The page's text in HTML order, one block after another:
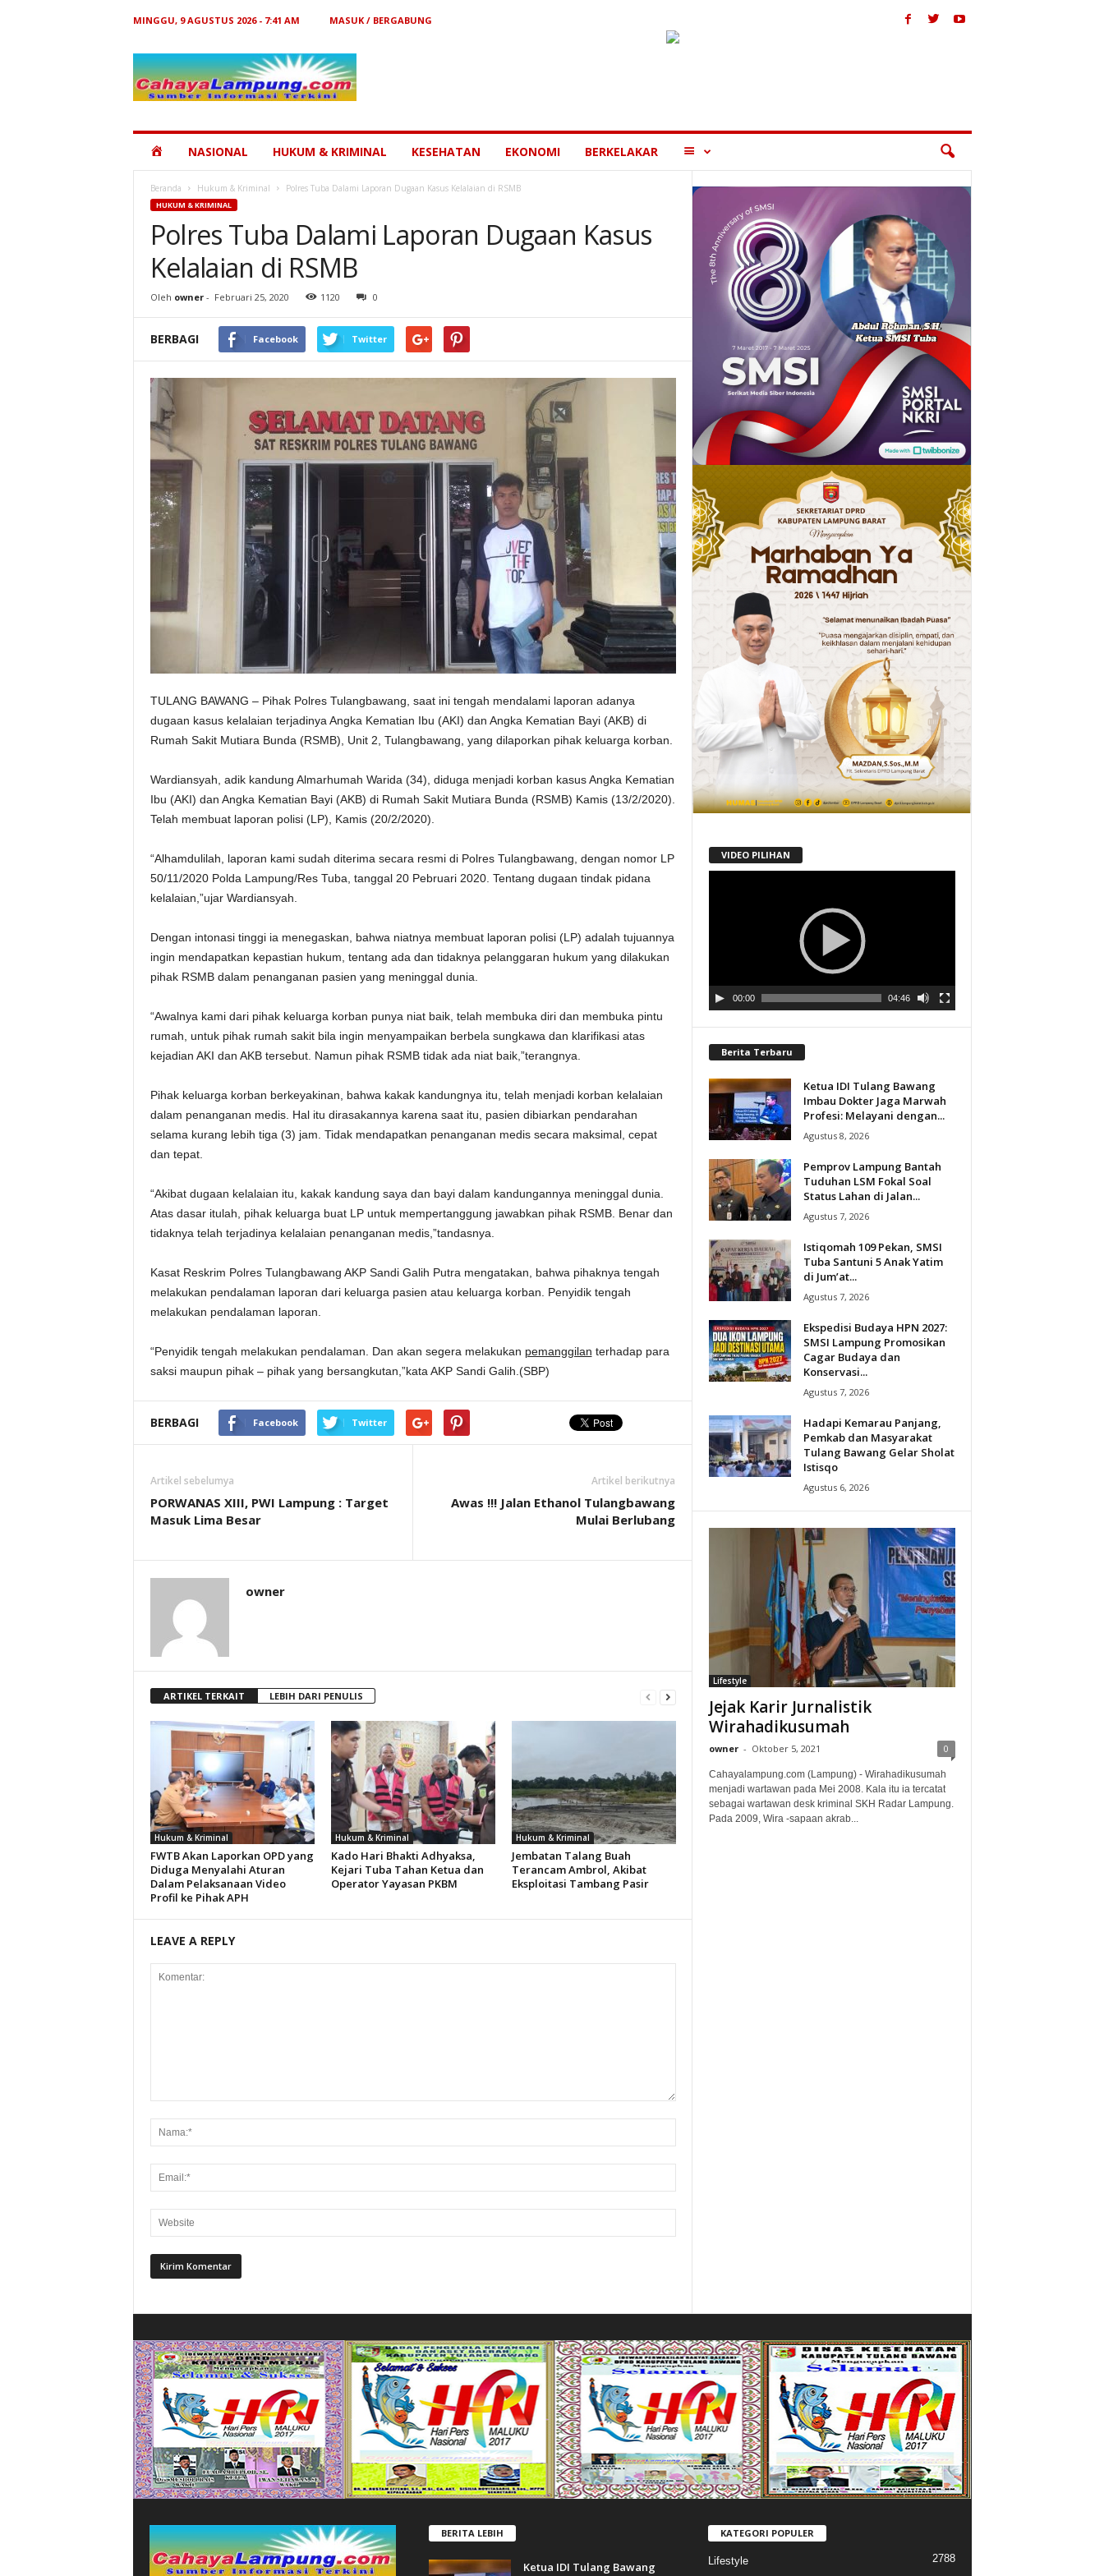
MINGGU, 9 AGUSTUS 2026 - 7:41 AM
MASUK / BERGABUNG
Lampung
HOMENASIONAL HUKUM & KRIMINAL KESEHATAN EKONOMI BERKELAKAR MORE
Beranda Hukum & Kriminal Polres Tuba Dalami Laporan Dugaan Kasus Kelalaian di RSMB
HUKUM & KRIMINAL
Polres Tuba Dalami Laporan Dugaan Kasus
Kelalaian di RSMB
Oleh owner- Februari 25, 2020 1120 0
BERBAGI Facebook Twitter
TULANG BAWANG – Pihak Polres Tulangbawang, saat ini tengah mendalami laporan adanya
dugaan kasus kelalaian terjadinya Angka Kematian Ibu (AKI) dan Angka Kematian Bayi (AKB) di
Rumah Sakit Mutiara Bunda (RSMB), Unit 2, Tulangbawang, yang dilaporkan pihak keluarga korban.
Wardiansyah, adik kandung Almarhumah Warida (34), diduga menjadi korban kasus Angka Kematian
Ibu (AKI) dan Angka Kematian Bayi (AKB) di Rumah Sakit Mutiara Bunda (RSMB) Kamis (13/2/2020).
Telah membuat laporan polisi (LP), Kamis (20/2/2020).
“Alhamdulilah, laporan kami sudah diterima secara resmi di Polres Tulangbawang, dengan nomor LP
50/11/2020 Polda Lampung/Res Tuba, tanggal 20 Pebruari 2020. Tentang dugaan tindak pidana
kelalaian,”ujar Wardiansyah.
Dengan intonasi tinggi ia menegaskan, bahwa niatnya membuat laporan polisi (LP) adalah tujuannya
ingin mendapatkan kepastian hukum, tentang ada dan tidaknya pelanggaran hukum yang dilakukan
pihak RSMB dalam penanganan pasien yang meninggal dunia.
“Awalnya kami dari pihak keluarga korban punya niat baik, telah membuka diri dan membuka pintu
rumah, untuk pihak rumah sakit bila ingin menyampaikan berbela sungkawa dan klarifikasi atas
kejadian AKI dan AKB tersebut. Namun pihak RSMB tidak ada niat baik,”terangnya.
Pihak keluarga korban berkeyakinan, bahwa kakak kandungnya itu, telah menjadi korban kelalaian
dalam penanganan medis. Hal itu dirasakannya karena saat itu, pasien dibiarkan pendarahan
selama kurang lebih tiga (3) jam. Tidak mendapatkan penanganan medis secara maksimal, cepat
dan tepat.
“Akibat dugaan kelalaian itu, kakak kandung saya dan bayi dalam kandungannya meninggal dunia.
Atas dasar itulah, pihak keluarga buat LP untuk mempertanggung jawabkan pihak RSMB. Benar dan
tidaknya telah terjadinya kelalaian penanganan medis,”tandasnya.
Kasat Reskrim Polres Tulangbawang AKP Sandi Galih Putra mengatakan, bahwa pihaknya tengah
melakukan pendalaman laporan dari keluarga pasien atau keluarga korban. Penyidik tengah
melakukan pendalaman laporan.
“Penyidik tengah melakukan pendalaman. Dan akan segera melakukan pemanggilan terhadap para
saksi maupun pihak – pihak yang bersangkutan,”kata AKP Sandi Galih.(SBP)
BERBAGI Facebook Twitter
Artikel sebelumya
PORWANAS XIII, PWI Lampung : Target
Masuk Lima Besar
Artikel berikutnya
Awas !!! Jalan Ethanol Tulangbawang
Mulai Berlubang
owner
ARTIKEL TERKAIT LEBIH DARI PENULIS
Hukum & Kriminal
FWTB Akan Laporkan OPD yang
Diduga Menyalahi Aturan
Dalam Pelaksanaan Video
Profil ke Pihak APH
Hukum & Kriminal
Kado Hari Bhakti Adhyaksa,
Kejari Tuba Tahan Ketua dan
Operator Yayasan PKBM
Hukum & Kriminal
Jembatan Talang Buah
Terancam Ambrol, Akibat
Eksploitasi Tambang Pasir
LEAVE A REPLY
VIDEO PILIHAN
00:00 04:46
Berita Terbaru
Ketua IDI Tulang Bawang
Imbau Dokter Jaga Marwah
Profesi: Melayani dengan...
Agustus 8, 2026
Pemprov Lampung Bantah
Tuduhan LSM Fokal Soal
Status Lahan di Jalan...
Agustus 7, 2026
Istiqomah 109 Pekan, SMSI
Tuba Santuni 5 Anak Yatim
di Jum’at...
Agustus 7, 2026
Ekspedisi Budaya HPN 2027:
SMSI Lampung Promosikan
Cagar Budaya dan
Konservasi...
Agustus 7, 2026
Hadapi Kemarau Panjang,
Pemkab dan Masyarakat
Tulang Bawang Gelar Sholat
Istisqo
Agustus 6, 2026
Lifestyle
Jejak Karir Jurnalistik
Wirahadikusumah
owner - Oktober 5, 2021 0
Cahayalampung.com (Lampung) - Wirahadikusumah
menjadi wartawan pada Mei 2008. Kala itu ia tercatat
sebagai wartawan desk kriminal SKH Radar Lampung.
Pada 2009, Wira -sapaan akrab...
BERITA LEBIH
Ketua IDI Tulang Bawang
KATEGORI POPULER
Lifestyle 2788